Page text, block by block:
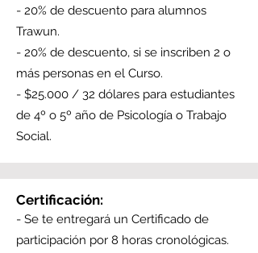
- 20% de descuento para alumnos
Trawun.
- 20% de descuento, si se inscriben 2 o
más personas en el Curso.
- $25.000 / 32 dólares para estudiantes
de 4º o 5º año de Psicología o Trabajo
Social.
Certificación:
- Se te entregará un Certificado de
participación por 8 horas cronológicas.